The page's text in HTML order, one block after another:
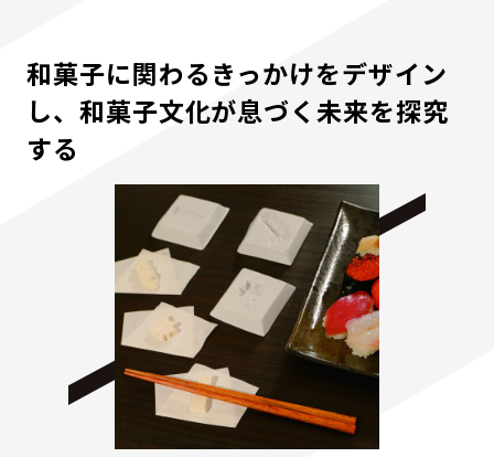
和菓子に関わるきっかけをデザイン
し、和菓子文化が息づく未来を探究
する